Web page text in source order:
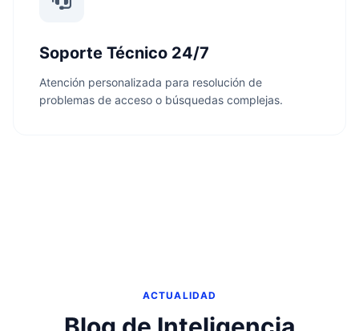
Soporte Técnico 24/7
Atención personalizada para resolución de
problemas de acceso o búsquedas complejas.
ACTUALIDAD